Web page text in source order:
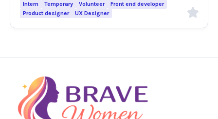
Intern Temporary Volunteer
Front end developer
Product designer
UX Designer